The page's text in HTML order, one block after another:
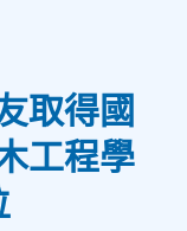
取得國
工程學